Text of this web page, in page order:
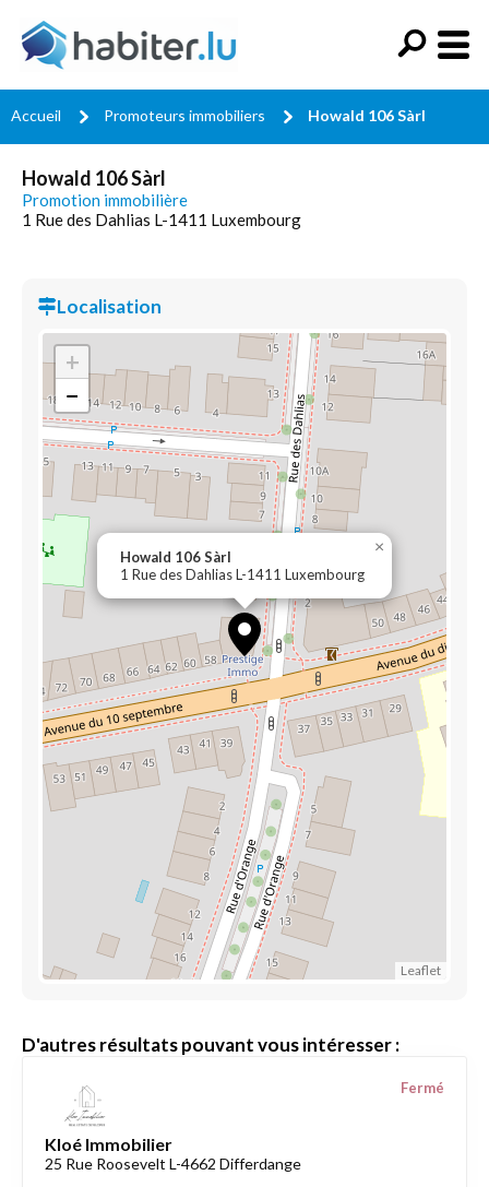
Accueil Promoteurs immobiliers Howald 106 Sàrl
Howald 106 Sàrl
Promotion immobilière
1 Rue des Dahlias L-1411 Luxembourg
Localisation
Howald 106 Sàrl
1 Rue des Dahlias L-1411 Luxembourg
×
+
−
Leaflet
D'autres résultats pouvant vous intéresser :
Kloé Immobilier
25 Rue Roosevelt L-4662 Differdange
Fermé